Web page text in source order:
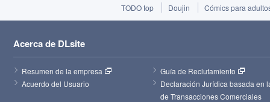
TODO top Doujin Cómics para
Acerca de DLsite
Resumen de la empresa
Guía de Reclutamiento
Acuerdo del Usuario
Declaración Jurídica basada en
de Transacciones Comerciales